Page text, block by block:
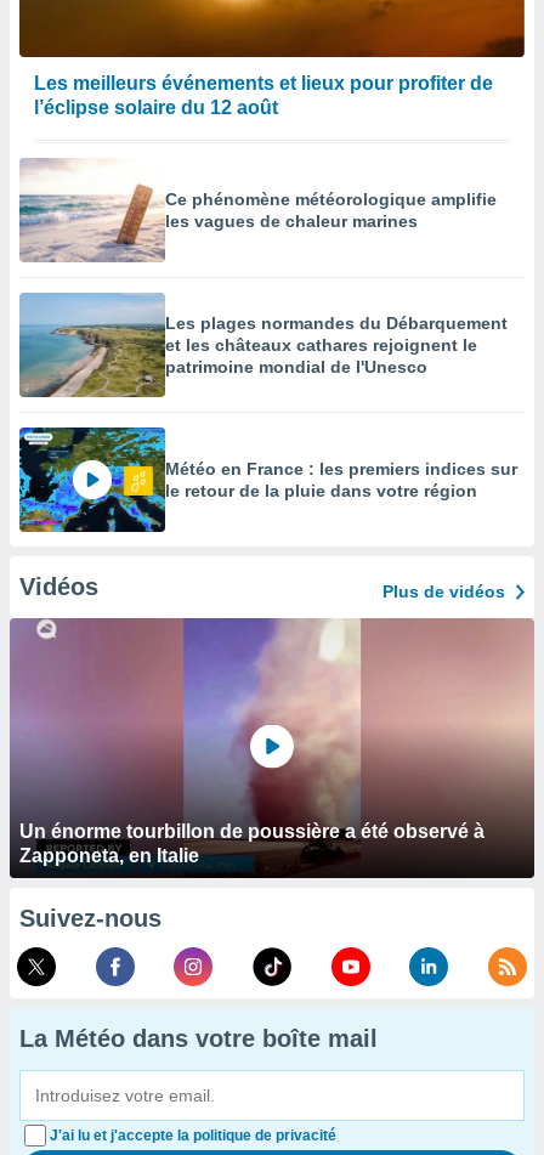
Les meilleurs événements et lieux pour profiter de
l’éclipse solaire du 12 août
Ce phénomène météorologique amplifie
les vagues de chaleur marines
Les plages normandes du Débarquement
et les châteaux cathares rejoignent le
patrimoine mondial de l'Unesco
Météo en France : les premiers indices sur
le retour de la pluie dans votre région
Vidéos Plus de vidéos
Un énorme tourbillon de poussière a été observé à
Zapponeta, en Italie
Suivez-nous
La Météo dans votre boîte mail
J'ai lu et j'accepte la politique de privacité